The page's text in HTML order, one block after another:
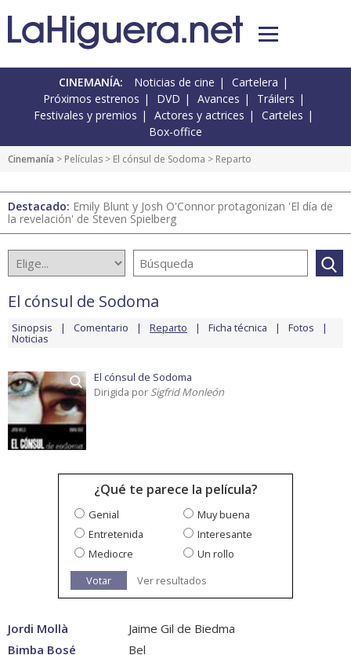
CINEMANÍA: Noticias de cine
Cartelera
Próximos estrenos
DVD Avances
Tráilers
Festivales y premios
Actores y actrices
Carteles
Box-office
Cinemanía > Películas > El cónsul de Sodoma > Reparto
Destacado: Emily Blunt y Josh O'Connor protagonizan 'El día de
la revelación' de Steven Spielberg
El cónsul de Sodoma
Sinopsis Comentario Reparto Ficha técnica Fotos
Noticias
El cónsul de Sodoma
Dirigida por Sigfrid Monleón
¿Qué te parece la película?
Genial
Muy buena
Entretenida
Interesante
Mediocre
Un rollo
Votar
Ver resultados
Jordi Mollà
Jaime Gil de Biedma
Bimba Bosé
Bel